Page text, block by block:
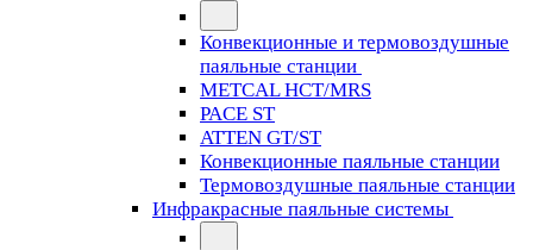
Конвекционные и термовоздушные
паяльные станции
METCAL HCT/MRS
PACE ST
ATTEN GT/ST
Конвекционные паяльные станции
Термовоздушные паяльные станции
Инфракрасные паяльные системы